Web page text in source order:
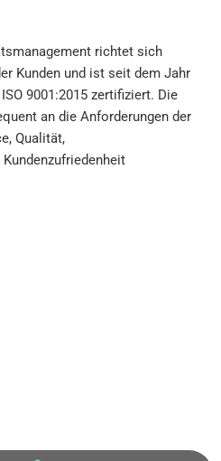
richtet sich
Kunden und ist seit dem Jahr
9001:2015 zertifiziert. Die
an die Anforderungen der
Qualität,